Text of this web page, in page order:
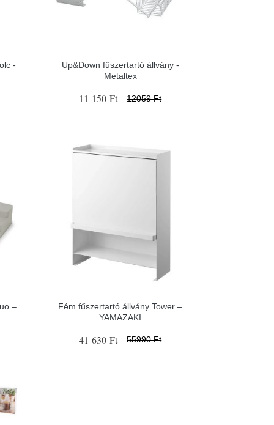
-
Up&Down fűszertartó állvány -
Metaltex
11 150 Ft 12059 Ft
–
Fém fűszertartó állvány Tower –
YAMAZAKI
41 630 Ft 55990 Ft